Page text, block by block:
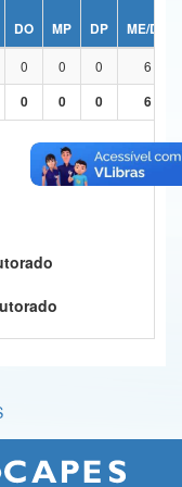
DO MP DP
ME/DO
0 0 0
6
0 0 0 6